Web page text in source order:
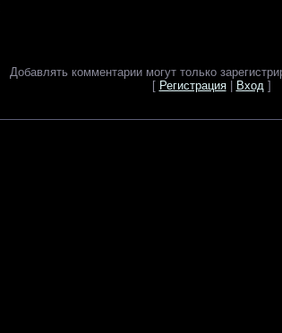
Добавлять комментарии могут только
[ Регистрация| Вход]